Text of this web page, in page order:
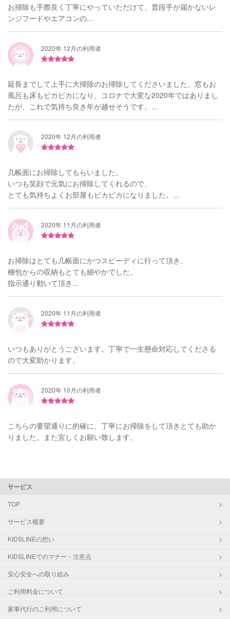
お掃除も手際良く丁寧にやっていただけて、普段手が届かないレ
ンジフードやエアコンの...
2020年 12月の利用者
延長までして上手に大掃除のお掃除してくださいました。窓もお
風呂も床もピカピカになり、コロナで大変な2020年ではありまし
たが、これで気持ち良き年が越せそうです。...
2020年 12月の利用者
几帳面にお掃除してもらいました。
いつも笑顔で元気にお掃除してくれるので、
とても気持ちよくお部屋もピカピカになりました。...
2020年 11月の利用者
お掃除はとても几帳面にかつスピーディに行って頂き、
梱包からの収納もとても細やかでした。
指示通り動いて頂き...
2020年 11月の利用者
いつもありがとうございます。丁寧で一生懸命対応してくださる
ので大変助かります。
2020年 10月の利用者
こちらの要望通りに的確に、丁寧にお掃除をして頂きとても助か
りました。また宜しくお願い致します。
サービス
TOP
サービス概要
KIDSLINEの想い
KIDSLINEでのマナー・注意点
安心安全への取り組み
ご利用料金について
家事代行のご利用について